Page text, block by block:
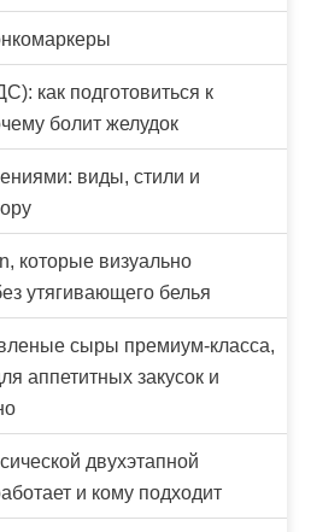
как подготовиться к
болит желудок
виды, стили и
которые визуально
утягивающего белья
сыры премиум-класса,
аппетитных закусок и
двухэтапной
и кому подходит